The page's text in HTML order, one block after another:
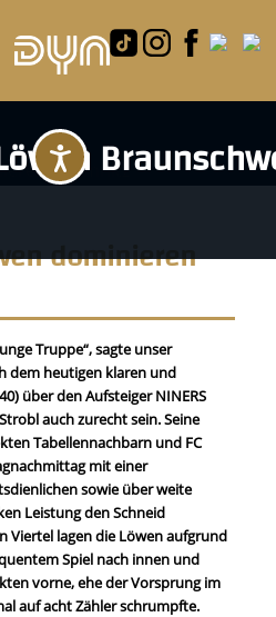
dominieren
Truppe“, sagte unser
dem heutigen klaren und
über den Aufsteiger NINERS
auch zurecht sein. Seine
Tabellennachbarn und FC
mit einer
sowie über weite
Leistung den Schneid
Viertel lagen die Löwen aufgrund
Spiel nach innen und
vorne, ehe der Vorsprung im
auf acht Zähler schrumpfte.